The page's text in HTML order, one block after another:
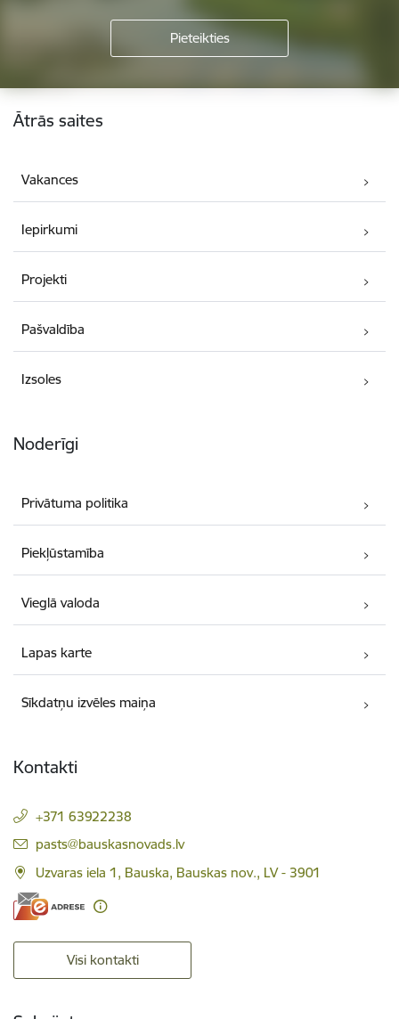
Kājene
Ātrās saites
Vakances
Iepirkumi
Projekti
Pašvaldība
Izsoles
Noderīgi
Privātuma politika
Piekļūstamība
Vieglā valoda
Lapas karte
Sīkdatņu izvēles maiņa
Kontakti
+371 63922238
E-pasts:
pasts@bauskasnovads.lv
Uzvaras iela 1, Bauska, Bauskas nov., LV - 3901
Visi kontakti